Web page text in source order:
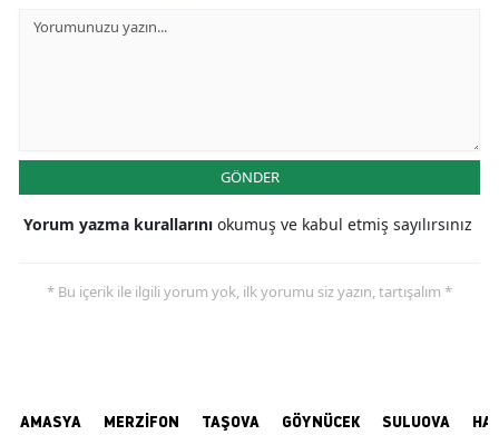
GÖNDER
Yorum yazma kurallarını okumuş ve kabul etmiş sayılırsınız
* Bu içerik ile ilgili yorum yok, ilk yorumu siz yazın, tartışalım *
AMASYA MERZİFON TAŞOVA GÖYNÜCEK SULUOVA